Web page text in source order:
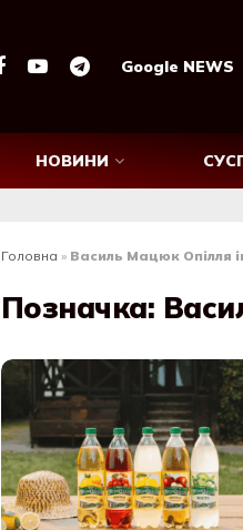
Google NEWS
НОВИНИ
Головна » Василь Мацюк Опілля
Позначка: